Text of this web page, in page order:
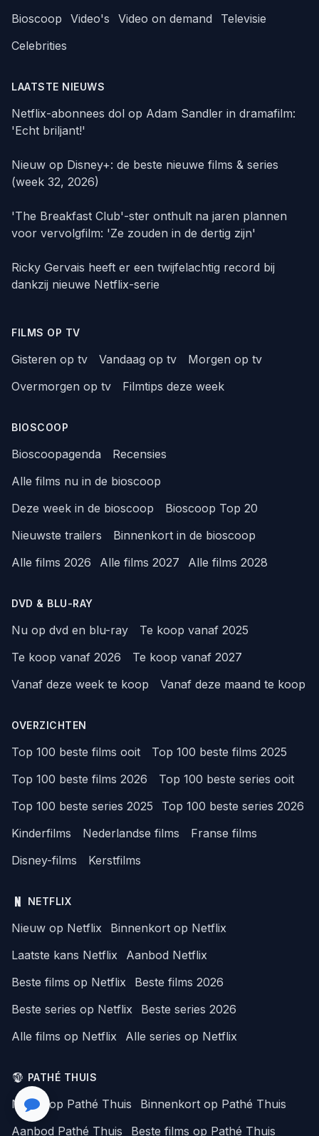
Bioscoop
Video's Video on demand
Televisie
Celebrities
LAATSTE NIEUWS
Netflix-abonnees dol op Adam Sandler in dramafilm:
'Echt briljant!'
Nieuw op Disney+: de beste nieuwe films & series
(week 32, 2026)
'The Breakfast Club'-ster onthult na jaren plannen
voor vervolgfilm: 'Ze zouden in de dertig zijn'
Ricky Gervais heeft er een twijfelachtig record bij
dankzij nieuwe Netflix-serie
FILMS OP TV
Gisteren op tv Vandaag op tv
Morgen op tv
Overmorgen op tv
Filmtips deze week
BIOSCOOP
Bioscoopagenda
Recensies
Alle films nu in de bioscoop
Deze week in de bioscoop
Bioscoop Top 20
Nieuwste trailers
Binnenkort in de bioscoop
Alle films 2026
Alle films 2027 Alle films 2028
DVD & BLU-RAY
Nu op dvd en blu-ray
Te koop vanaf 2025
Te koop vanaf 2026
Te koop vanaf 2027
Vanaf deze week te koop
Vanaf deze maand te koop
OVERZICHTEN
Top 100 beste films ooit
Top 100 beste films 2025
Top 100 beste films 2026
Top 100 beste series ooit
Top 100 beste series 2025
Top 100 beste series 2026
Kinderfilms
Nederlandse films
Franse films
Disney-films
Kerstfilms
NETFLIX
Nieuw op Netflix
Binnenkort op Netflix
Laatste kans Netflix
Aanbod Netflix
Beste films op Netflix
Beste films 2026
Beste series op Netflix
Beste series 2026
Alle films op Netflix
Alle series op Netflix
PATHÉ THUIS
Nieuw op Pathé Thuis
Binnenkort op Pathé Thuis
Aanbod Pathé Thuis
Beste films op Pathé Thuis